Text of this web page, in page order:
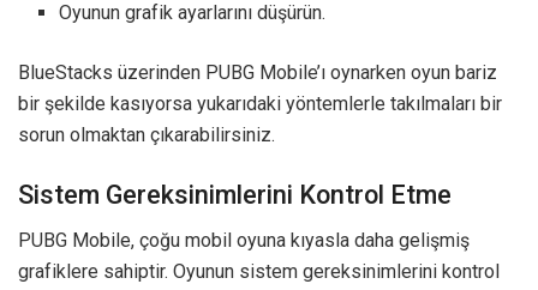
Oyunun grafik ayarlarını düşürün.
BlueStacks üzerinden PUBG Mobile’ı oynarken oyun bariz
bir şekilde kasıyorsa yukarıdaki yöntemlerle takılmaları bir
sorun olmaktan çıkarabilirsiniz.
Sistem Gereksinimlerini Kontrol Etme
PUBG Mobile, çoğu mobil oyuna kıyasla daha gelişmiş
grafiklere sahiptir. Oyunun sistem gereksinimlerini kontrol